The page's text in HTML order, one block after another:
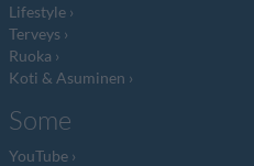
Lifestyle
Terveys
Ruoka
Koti & Asuminen
Some
YouTube